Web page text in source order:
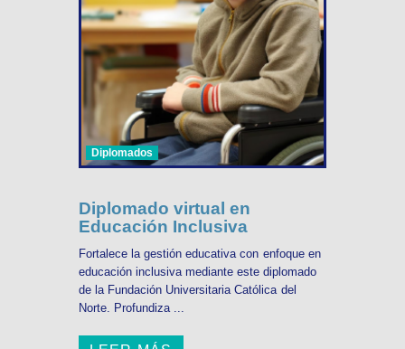
Diplomados
Diplomado virtual en
Educación Inclusiva
Fortalece la gestión educativa con enfoque en
educación inclusiva mediante este diplomado
de la Fundación Universitaria Católica del
Norte. Profundiza ...